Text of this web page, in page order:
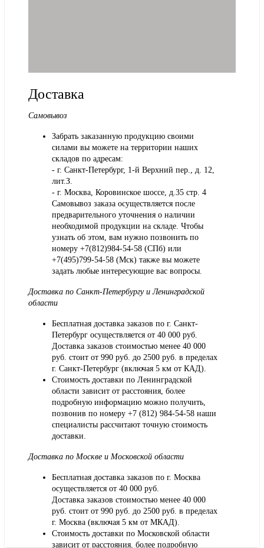
Доставка
Самовывоз
Забрать заказанную продукцию своими
силами вы можете на территории наших
складов по адресам:
- г. Санкт-Петербург, 1-й Верхний пер., д. 12,
лит.З.
- г. Москва, Коровинское шоссе, д.35 стр. 4
Самовывоз заказа осуществляется после
предварительного уточнения о наличии
необходимой продукции на складе. Чтобы
узнать об этом, вам нужно позвонить по
номеру +7(812)984-54-58 (СПб) или
+7(495)799-54-58 (Мск) также вы можете
задать любые интересующие вас вопросы.
Доставка по Санкт-Петербургу и Ленинградской
области
Бесплатная доставка заказов по г. Санкт-
Петербург осуществляется от 40 000 руб.
Доставка заказов стоимостью менее 40 000
руб. стоит от 990 руб. до 2500 руб. в пределах
г. Санкт-Петербург (включая 5 км от КАД).
Стоимость доставки по Ленинградской
области зависит от расстояния, более
подробную информацию можно получить,
позвонив по номеру +7 (812) 984-54-58 наши
специалисты рассчитают точную стоимость
доставки.
Доставка по Москве и Московской области
Бесплатная доставка заказов по г. Москва
осуществляется от 40 000 руб.
Доставка заказов стоимостью менее 40 000
руб. стоит от 990 руб. до 2500 руб. в пределах
г. Москва (включая 5 км от МКАД).
Стоимость доставки по Московской области
зависит от расстояния, более подробную